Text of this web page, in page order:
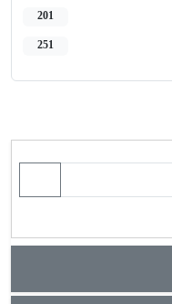
201
251